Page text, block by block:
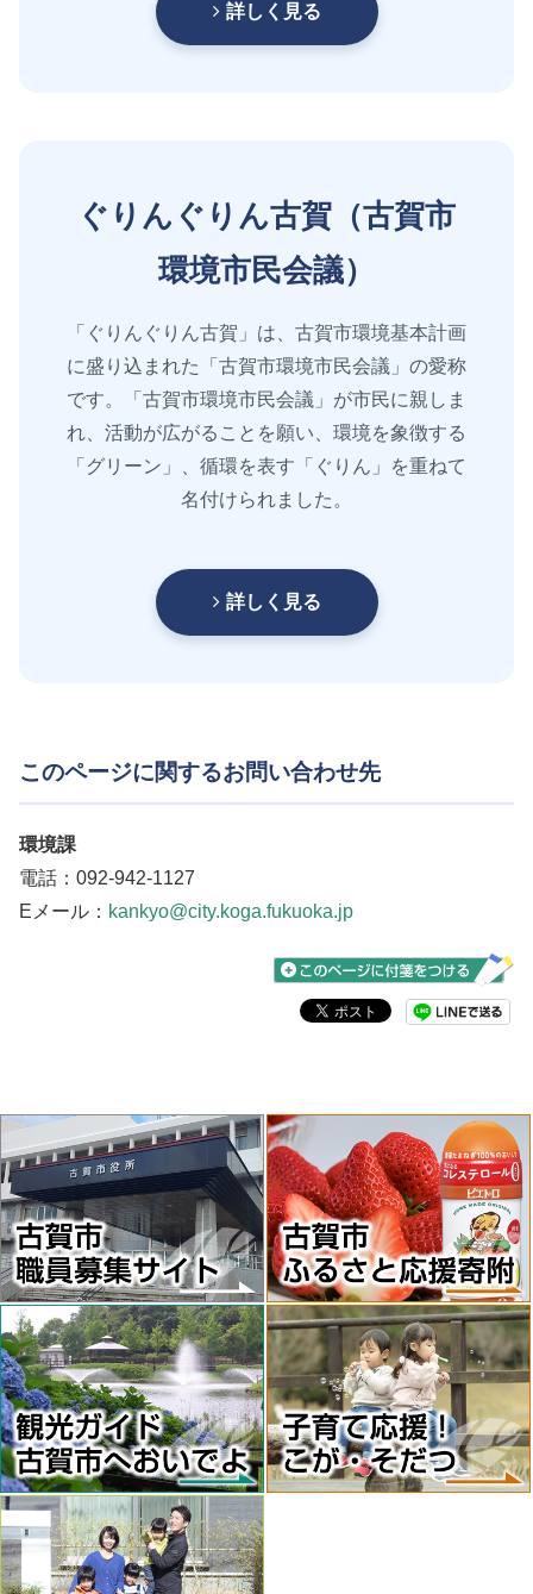
詳しく見る
ぐりんぐりん古賀（古賀市
環境市民会議）
「ぐりんぐりん古賀」は、古賀市環境基本計画
に盛り込まれた「古賀市環境市民会議」の愛称
です。「古賀市環境市民会議」が市民に親しま
れ、活動が広がることを願い、環境を象徴する
「グリーン」、循環を表す「ぐりん」を重ねて
名付けられました。
詳しく見る
このページに関するお問い合わせ先
環境課
電話：092-942-1127
Eメール： kankyo@city.koga.fukuoka.jp